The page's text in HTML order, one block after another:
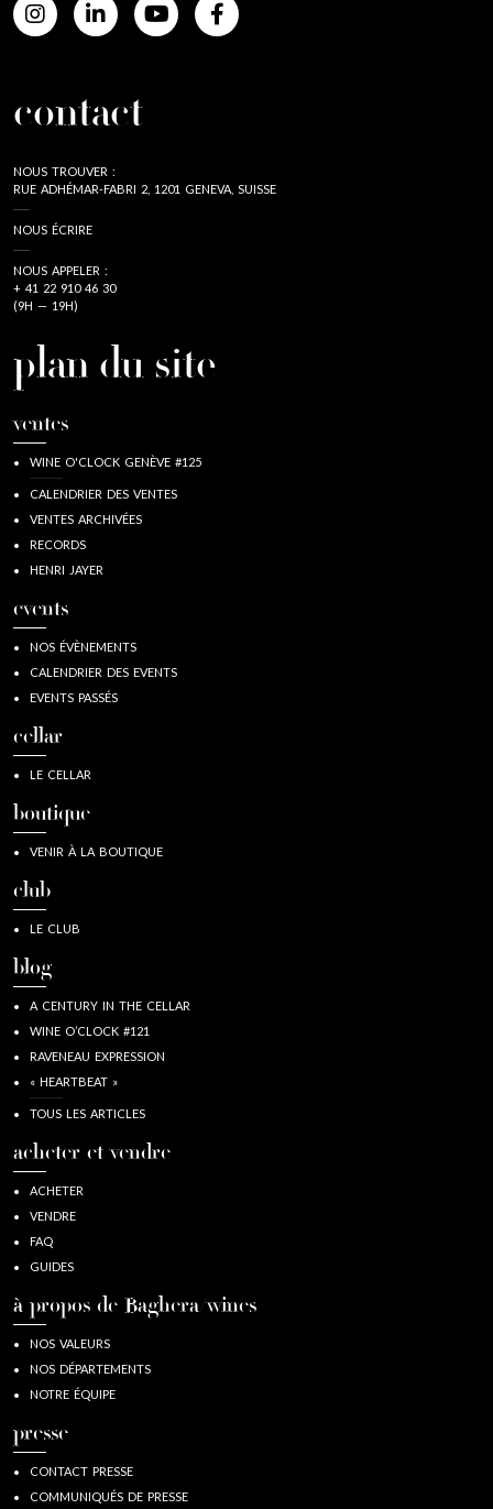
contact
NOUS TROUVER :
RUE ADHÉMAR-FABRI 2, 1201 GENEVA, SUISSE
NOUS ÉCRIRE
NOUS APPELER :
+ 41 22 910 46 30
(9H — 19H)
plan du site
ventes
WINE O'CLOCK GENÈVE #125
CALENDRIER DES VENTES
VENTES ARCHIVÉES
RECORDS
HENRI JAYER
events
NOS ÉVÈNEMENTS
CALENDRIER DES EVENTS
EVENTS PASSÉS
cellar
LE CELLAR
boutique
VENIR À LA BOUTIQUE
club
LE CLUB
blog
A CENTURY IN THE CELLAR
WINE O’CLOCK #121
RAVENEAU EXPRESSION
« HEARTBEAT »
TOUS LES ARTICLES
acheter et vendre
ACHETER
VENDRE
FAQ
GUIDES
à propos de Baghera/wines
NOS VALEURS
NOS DÉPARTEMENTS
NOTRE ÉQUIPE
presse
CONTACT PRESSE
COMMUNIQUÉS DE PRESSE